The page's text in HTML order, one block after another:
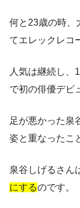
何と23歳の時、
てエレックレコ
人気は継続し、
で初の俳優デビ
足が悪かった泉
姿と重なったこ
泉谷しげるさん
にするのです。